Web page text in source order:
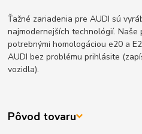
Ťažné zariadenia pre AUDI sú
najmodernejších technológií. Naše
potrebnými homologáciou e20 a
AUDI bez problému prihlásite
vozidla).
Pôvod tovaru